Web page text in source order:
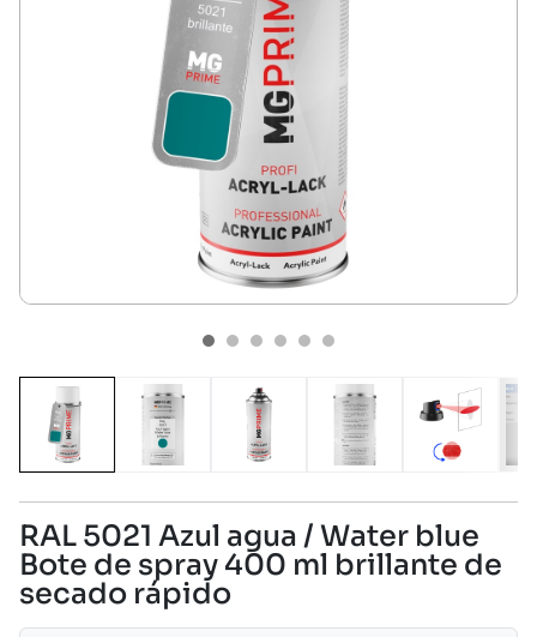
RAL 5021 Azul agua / Water blue
Bote de spray 400 ml brillante de
secado rápido